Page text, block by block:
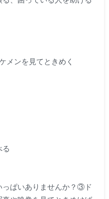
メンを見てときめく
る
っぱいありませんか？③ド